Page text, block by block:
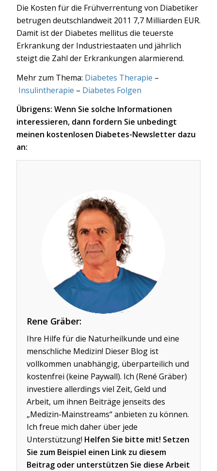
Die Kosten für die Frühverrentung von Diabetiker
betrugen deutschlandweit 2011 7,7 Milliarden EUR.
Damit ist der Diabetes mellitus die teuerste
Erkrankung der Industriestaaten und jährlich
steigt die Zahl der Erkrankungen alarmierend.
Mehr zum Thema: Diabetes Therapie –
Insulintherapie – Diabetes Folgen
Übrigens: Wenn Sie solche Informationen
interessieren, dann fordern Sie unbedingt
meinen kostenlosen Diabetes-Newsletter dazu
an:
Rene Gräber:
Ihre Hilfe für die Naturheilkunde und eine
menschliche Medizin! Dieser Blog ist
vollkommen unabhängig, überparteilich und
kostenfrei (keine Paywall). Ich (René Gräber)
investiere allerdings viel Zeit, Geld und
Arbeit, um ihnen Beiträge jenseits des
„Medizin-Mainstreams“ anbieten zu können.
Ich freue mich daher über jede
Unterstützung! Helfen Sie bitte mit! Setzen
Sie zum Beispiel einen Link zu diesem
Beitrag oder unterstützen Sie diese Arbeit